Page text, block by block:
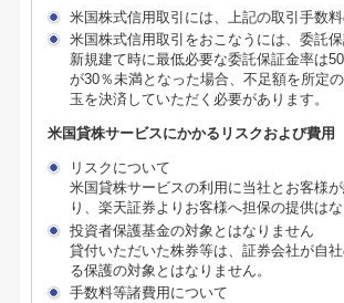
米国株式信用取引には、上記の取引手数
米国株式信用取引をおこなうには、委託
新規建て時に最低必要な委託保証金率は
が30％未満となった場合、不足額を所定
玉を決済していただく必要があります。
米国貸株サービスにかかるリスクおよび費用
リスクについて
米国貸株サービスの利用に当社とお客様
り、楽天証券よりお客様へ担保の提供は
投資者保護基金の対象とはなりません
貸付いただいた株券等は、証券会社が自
る保護の対象とはなりません。
手数料等諸費用について